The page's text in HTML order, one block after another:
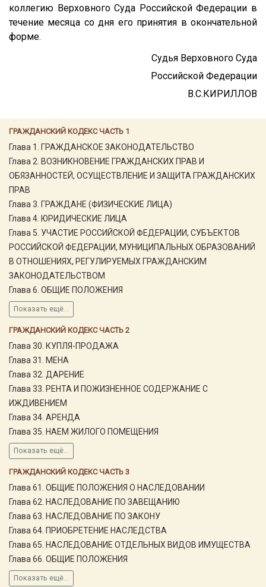
ГРАЖДАНСКИЙ КОДЕКС ЧАСТЬ 1
Глава 1. ГРАЖДАНСКОЕ ЗАКОНОДАТЕЛЬСТВО
Глава 2. ВОЗНИКНОВЕНИЕ ГРАЖДАНСКИХ ПРАВ И
ОБЯЗАННОСТЕЙ, ОСУЩЕСТВЛЕНИЕ И ЗАЩИТА ГРАЖДАНСКИХ
ПРАВ
Глава 3. ГРАЖДАНЕ (ФИЗИЧЕСКИЕ ЛИЦА)
Глава 4. ЮРИДИЧЕСКИЕ ЛИЦА
Глава 5. УЧАСТИЕ РОССИЙСКОЙ ФЕДЕРАЦИИ, СУБЪЕКТОВ
РОССИЙСКОЙ ФЕДЕРАЦИИ, МУНИЦИПАЛЬНЫХ ОБРАЗОВАНИЙ
В ОТНОШЕНИЯХ, РЕГУЛИРУЕМЫХ ГРАЖДАНСКИМ
ЗАКОНОДАТЕЛЬСТВОМ
Глава 6. ОБЩИЕ ПОЛОЖЕНИЯ
Показать ещё...
ГРАЖДАНСКИЙ КОДЕКС ЧАСТЬ 2
Глава 30. КУПЛЯ-ПРОДАЖА
Глава 31. МЕНА
Глава 32. ДАРЕНИЕ
Глава 33. РЕНТА И ПОЖИЗНЕННОЕ СОДЕРЖАНИЕ С
ИЖДИВЕНИЕМ
Глава 34. АРЕНДА
Глава 35. НАЕМ ЖИЛОГО ПОМЕЩЕНИЯ
Показать ещё...
ГРАЖДАНСКИЙ КОДЕКС ЧАСТЬ 3
Глава 61. ОБЩИЕ ПОЛОЖЕНИЯ О НАСЛЕДОВАНИИ
Глава 62. НАСЛЕДОВАНИЕ ПО ЗАВЕЩАНИЮ
Глава 63. НАСЛЕДОВАНИЕ ПО ЗАКОНУ
Глава 64. ПРИОБРЕТЕНИЕ НАСЛЕДСТВА
Глава 65. НАСЛЕДОВАНИЕ ОТДЕЛЬНЫХ ВИДОВ ИМУЩЕСТВА
Глава 66. ОБЩИЕ ПОЛОЖЕНИЯ
Показать ещё...
коллегию Верховного Суда Российской Федерации в
течение месяца со дня его принятия в окончательной
форме.
Судья Верховного Суда
Российской Федерации
В.С.КИРИЛЛОВ